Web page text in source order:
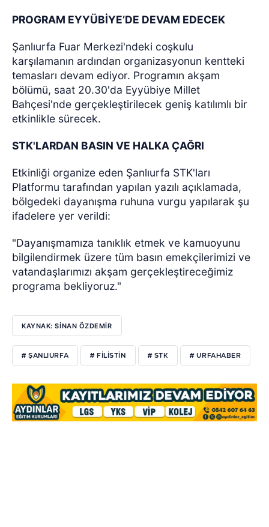
PROGRAM EYYÜBİYE’DE DEVAM EDECEK
Şanlıurfa Fuar Merkezi'ndeki coşkulu
karşılamanın ardından organizasyonun kentteki
temasları devam ediyor. Programın akşam
bölümü, saat 20.30'da Eyyübiye Millet
Bahçesi'nde gerçekleştirilecek geniş katılımlı bir
etkinlikle sürecek.
STK'LARDAN BASIN VE HALKA ÇAĞRI
Etkinliği organize eden Şanlıurfa STK'ları
Platformu tarafından yapılan yazılı açıklamada,
bölgedeki dayanışma ruhuna vurgu yapılarak şu
ifadelere yer verildi:
"Dayanışmamıza tanıklık etmek ve kamuoyunu
bilgilendirmek üzere tüm basın emekçilerimizi ve
vatandaşlarımızı akşam gerçekleştireceğimiz
programa bekliyoruz."
KAYNAK: SİNAN ÖZDEMİR
# ŞANLIURFA # FILISTIN # STK # URFAHABER